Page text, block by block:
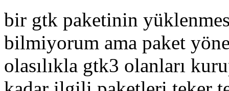
bir gtk paketinin
bilmiyorum ama paket
olasılıkla gtk3 olanları